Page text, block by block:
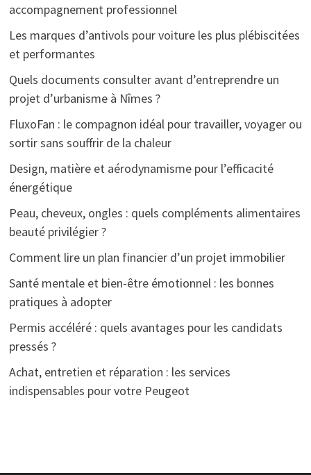
accompagnement professionnel
Les marques d’antivols pour voiture les plus plébiscitées
et performantes
Quels documents consulter avant d’entreprendre un
projet d’urbanisme à Nîmes ?
FluxoFan : le compagnon idéal pour travailler, voyager ou
sortir sans souffrir de la chaleur
Design, matière et aérodynamisme pour l’efficacité
énergétique
Peau, cheveux, ongles : quels compléments alimentaires
beauté privilégier ?
Comment lire un plan financier d’un projet immobilier
Santé mentale et bien-être émotionnel : les bonnes
pratiques à adopter
Permis accéléré : quels avantages pour les candidats
pressés ?
Achat, entretien et réparation : les services
indispensables pour votre Peugeot